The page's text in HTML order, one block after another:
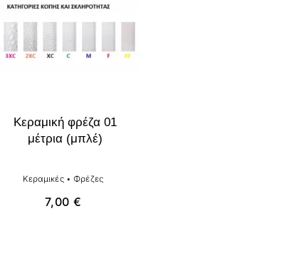
Κεραμική φρέζα 01
μέτρια (μπλέ)
Κεραμικές• Φρέζες
7,00€